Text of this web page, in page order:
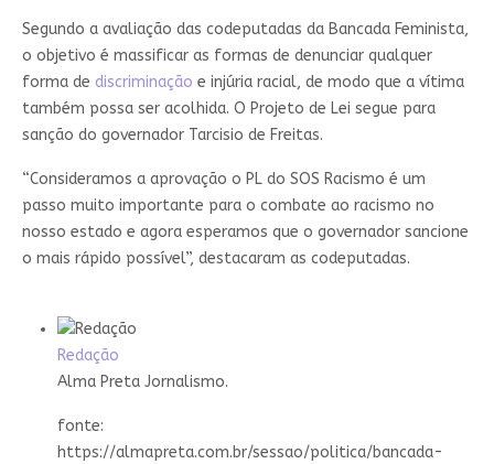
Segundo a avaliação das codeputadas da Bancada Feminista,
o objetivo é massificar as formas de denunciar qualquer
forma de discriminação e injúria racial, de modo que a vítima
também possa ser acolhida. O Projeto de Lei segue para
sanção do governador Tarcisio de Freitas.
“Consideramos a aprovação o PL do SOS Racismo é um
passo muito importante para o combate ao racismo no
nosso estado e agora esperamos que o governador sancione
o mais rápido possível”, destacaram as codeputadas.
Redação
Alma Preta Jornalismo.
fonte:
https://almapreta.com.br/sessao/politica/bancada-